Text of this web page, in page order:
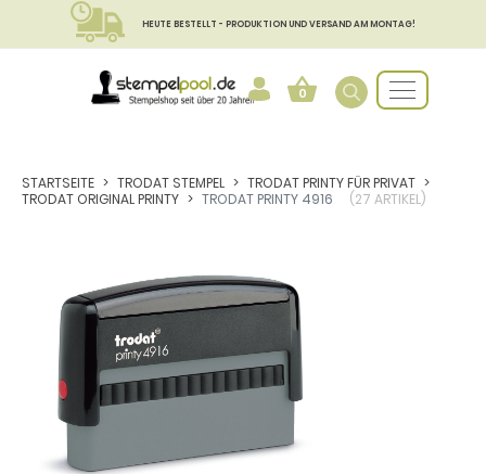
HEUTE BESTELLT - PRODUKTION UND VERSAND AM MONTAG!
0
STARTSEITE TRODAT STEMPEL
TRODAT PRINTY FÜR PRIVAT
TRODAT ORIGINAL PRINTY
TRODAT PRINTY 4916 (27 ARTIKEL)